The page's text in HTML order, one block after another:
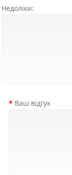
Недоліки:
Ваш відгук